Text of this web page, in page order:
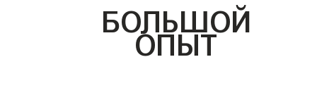
БОЛЬШОЙ
ОПЫТ